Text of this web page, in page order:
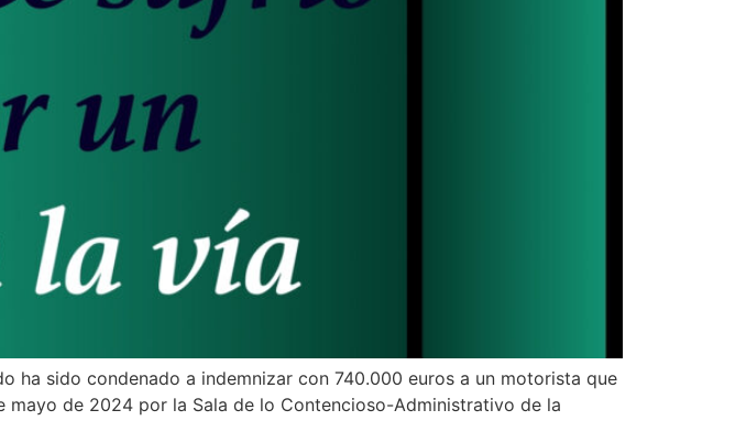
sido condenado a indemnizar con 740.000 euros a un motorista que
de 2024 por la Sala de lo Contencioso-Administrativo de la